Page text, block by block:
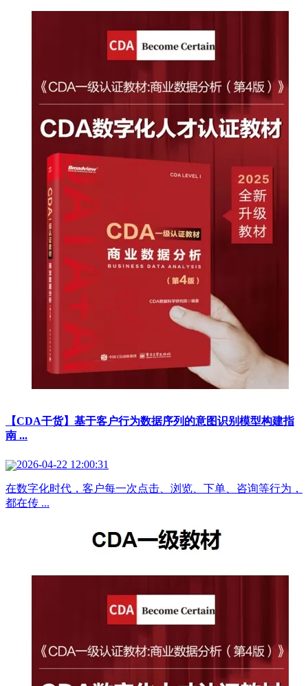
【CDA干货】基于客户行为数据序列的意图识别模型构建指
南 ...
2026-04-22 12:00:31
在数字化时代，客户每一次点击、浏览、下单、咨询等行为，
都在传 ...